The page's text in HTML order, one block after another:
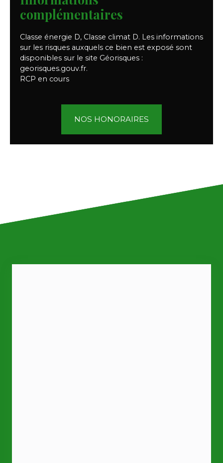
complémentaires
Classe énergie D, Classe climat D. Les informations
sur les risques auxquels ce bien est exposé sont
disponibles sur le site Géorisques :
georisques.gouv.fr.
RCP en cours
NOS HONORAIRES